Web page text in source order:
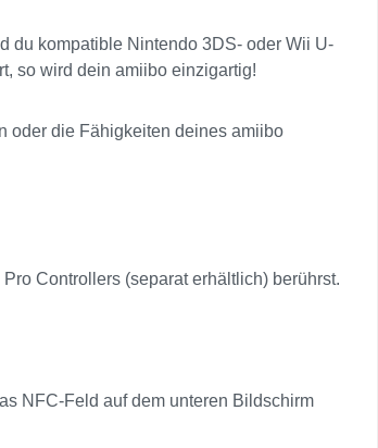
du kompatible Nintendo 3DS- oder Wii U-
so wird dein amiibo einzigartig!
oder die Fähigkeiten deines amiibo
Controllers (separat erhältlich) berührst.
NFC-Feld auf dem unteren Bildschirm